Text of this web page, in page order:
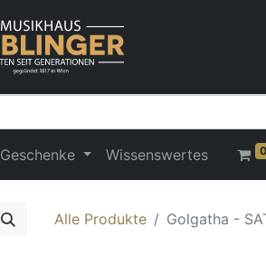
Geschenke Wissenswertes 0
Alle Produkte Golgatha -